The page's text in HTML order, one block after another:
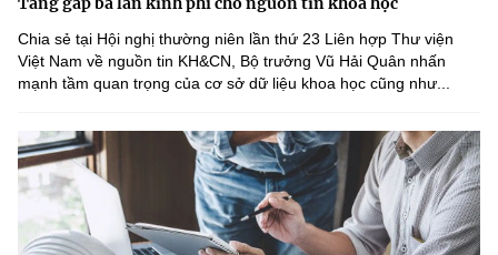
Chia sẻ tại Hội nghị thường niên lần thứ 23 Liên hợp Thư viện
Việt Nam về nguồn tin KH&CN, Bộ trưởng Vũ Hải Quân nhấn
mạnh tầm quan trọng của cơ sở dữ liệu khoa học cũng như...